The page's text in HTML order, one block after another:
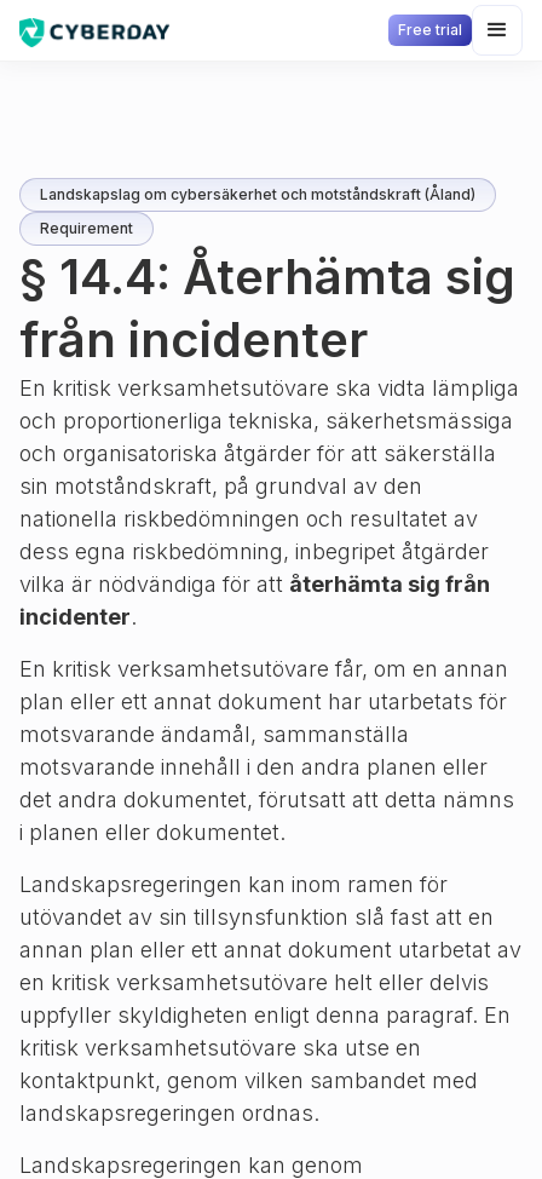
Free trial
Landskapslag om cybersäkerhet och motståndskraft (Åland)
Requirement
§ 14.4: Återhämta sig
från incidenter
En kritisk verksamhetsutövare ska vidta lämpliga
och proportionerliga tekniska, säkerhetsmässiga
och organisatoriska åtgärder för att säkerställa
sin motståndskraft, på grundval av den
nationella riskbedömningen och resultatet av
dess egna riskbedömning, inbegripet åtgärder
vilka är nödvändiga för att återhämta sig från
incidenter.
En kritisk verksamhetsutövare får, om en annan
plan eller ett annat dokument har utarbetats för
motsvarande ändamål, sammanställa
motsvarande innehåll i den andra planen eller
det andra dokumentet, förutsatt att detta nämns
i planen eller dokumentet.
Landskapsregeringen kan inom ramen för
utövandet av sin tillsynsfunktion slå fast att en
annan plan eller ett annat dokument utarbetat av
en kritisk verksamhetsutövare helt eller delvis
uppfyller skyldigheten enligt denna paragraf. En
kritisk verksamhetsutövare ska utse en
kontaktpunkt, genom vilken sambandet med
landskapsregeringen ordnas.
Landskapsregeringen kan genom